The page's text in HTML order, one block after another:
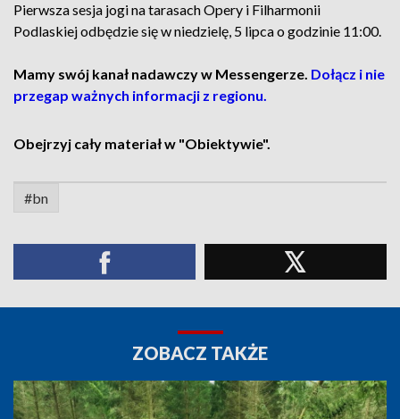
Pierwsza sesja jogi na tarasach Opery i Filharmonii
Podlaskiej odbędzie się w niedzielę, 5 lipca o godzinie 11:00.
Mamy swój kanał nadawczy w Messengerze. Dołącz i nie
przegap ważnych informacji z regionu.
Obejrzyj cały materiał w "Obiektywie".
#bn
ZOBACZ TAKŻE